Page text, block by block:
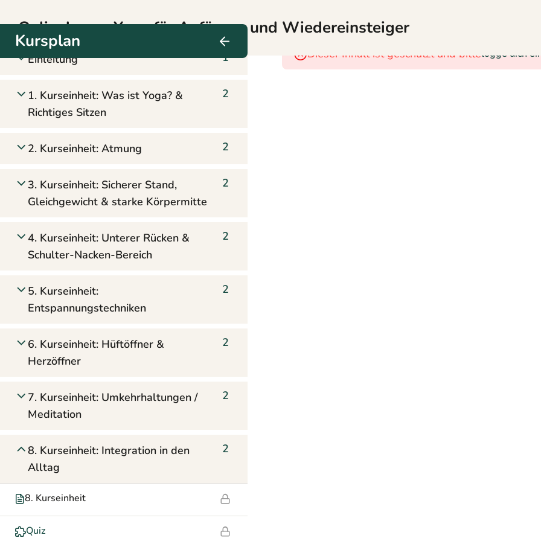
Einleitung 1
1. Kurseinheit: Was ist Yoga? &
Richtiges Sitzen
2
2. Kurseinheit: Atmung 2
3. Kurseinheit: Sicherer Stand,
Gleichgewicht & starke Körpermitte
2
4. Kurseinheit: Unterer Rücken &
Schulter-Nacken-Bereich
2
5. Kurseinheit:
Entspannungstechniken
2
6. Kurseinheit: Hüftöffner &
Herzöffner
2
7. Kurseinheit: Umkehrhaltungen /
Meditation
2
8. Kurseinheit: Integration in den
Alltag
2
8. Kurseinheit
Quiz
Onlinekurs – Yoga für Anfänger und Wiedereinsteiger
Kursplan
Dieser Inhalt ist geschützt und bittelogge dich